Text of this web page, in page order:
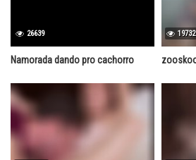
26639
Namorada dando pro cachorro
19732